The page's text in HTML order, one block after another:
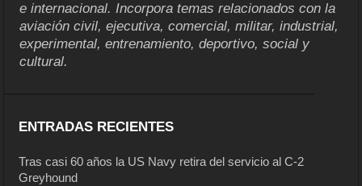
e internacional. Incorpora temas relacionados con la
aviación civil, ejecutiva, comercial, militar, industrial,
experimental, entrenamiento, deportivo, social y
cultural.
ENTRADAS RECIENTES
Tras casi 60 años la US Navy retira del servicio al C-2
Greyhound